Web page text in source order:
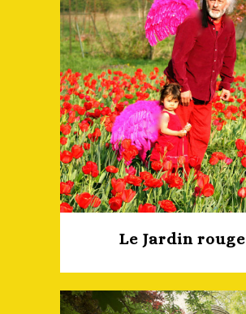
Le Jardin rouge